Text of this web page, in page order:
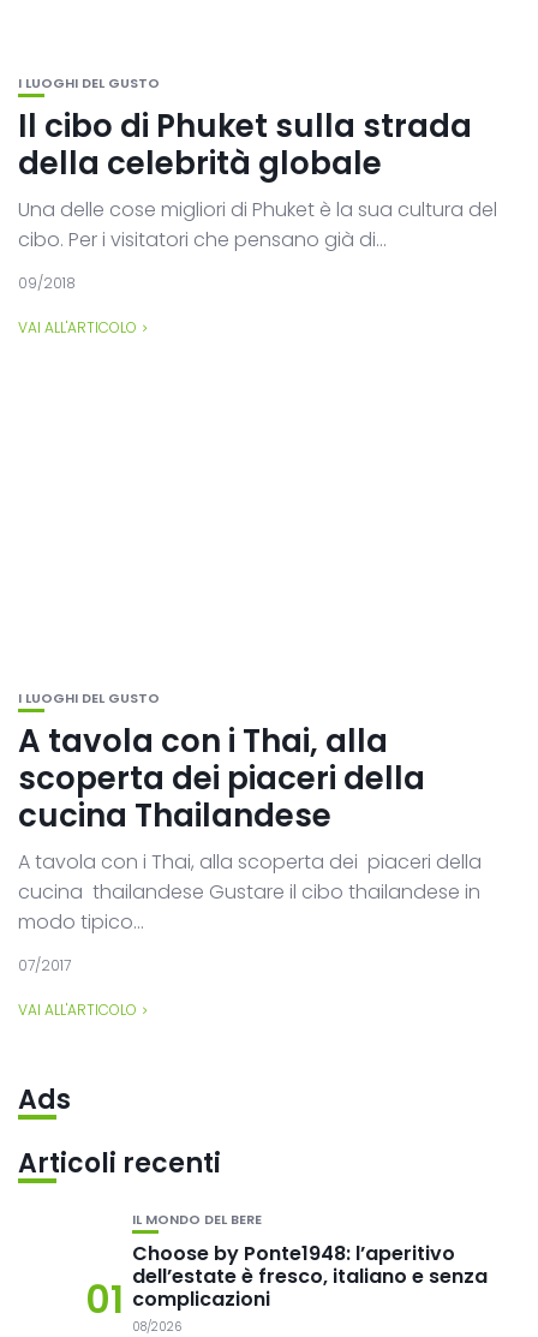
I LUOGHI DEL GUSTO
Il cibo di Phuket sulla strada
della celebrità globale
Una delle cose migliori di Phuket è la sua cultura del
cibo. Per i visitatori che pensano già di...
09/2018
VAI ALL'ARTICOLO
I LUOGHI DEL GUSTO
A tavola con i Thai, alla
scoperta dei piaceri della
cucina Thailandese
A tavola con i Thai, alla scoperta dei piaceri della
cucina thailandese Gustare il cibo thailandese in
modo tipico...
07/2017
VAI ALL'ARTICOLO
Ads
Articoli recenti
01
IL MONDO DEL BERE
Choose by Ponte1948: l’aperitivo
dell’estate è fresco, italiano e senza
complicazioni
08/2026